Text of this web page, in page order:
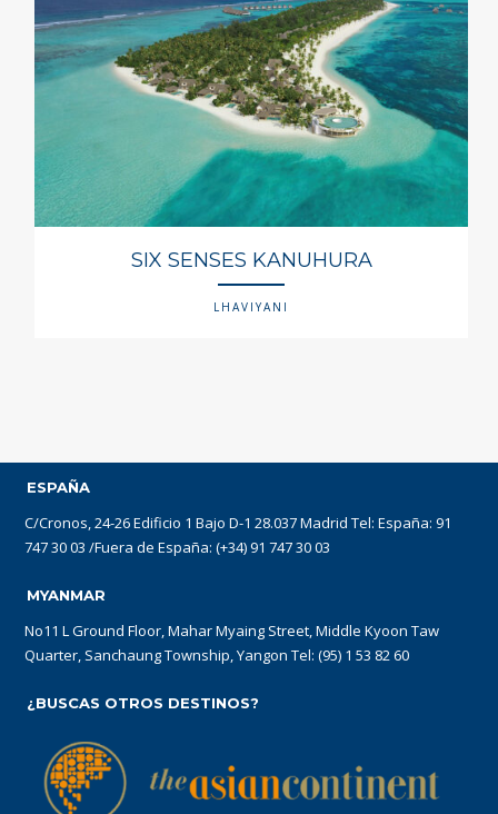
SIX SENSES KANUHURA
LHAVIYANI
ESPAÑA
C/Cronos, 24-26 Edificio 1 Bajo D-1 28.037 Madrid Tel: España: 91
747 30 03 /Fuera de España: (+34) 91 747 30 03
MYANMAR
No11 L Ground Floor, Mahar Myaing Street, Middle Kyoon Taw
Quarter, Sanchaung Township, Yangon Tel: (95) 1 53 82 60
¿BUSCAS OTROS DESTINOS?